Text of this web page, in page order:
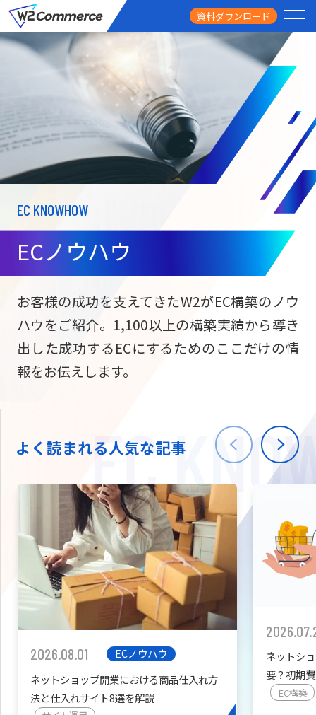
資料ダウンロード
サービス
ECサイト構築
サブスク/定期通販
ECサイト構築
海外進出・現地
W2
拡張プラグイン一覧
カスタマイズ開発
PRICE
料金
FEATURE
導入事例
USEFUL
お役立ち情報
NEWS
ニュース
会社情報
TW
EC KNOWHOW
ECノウハウ
お客様の成功を支えてきたW2がEC構築のノウ
ハウをご紹介。1,100以上の構築実績から導き
出した成功するECにするためのここだけの情
報をお伝えします。
よく読まれる人気な記事
2026.08.01
ECノウハウ
ネットショップ開業における商品仕入れ方
法と仕入れサイト8選を解説
ネットシ
要？初期
を紹介
EC構築